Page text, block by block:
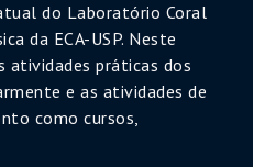
do Laboratório Coral
da ECA-USP. Neste
atividades práticas dos
e as atividades de
como cursos,